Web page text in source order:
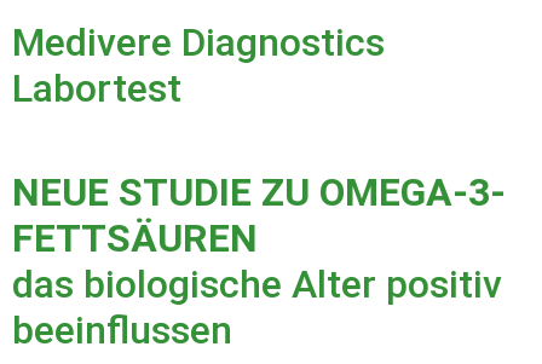
Medivere Diagnostics
Labortest
NEUE STUDIE ZU OMEGA-3-
FETTSÄUREN
das biologische Alter positiv
beeinflussen